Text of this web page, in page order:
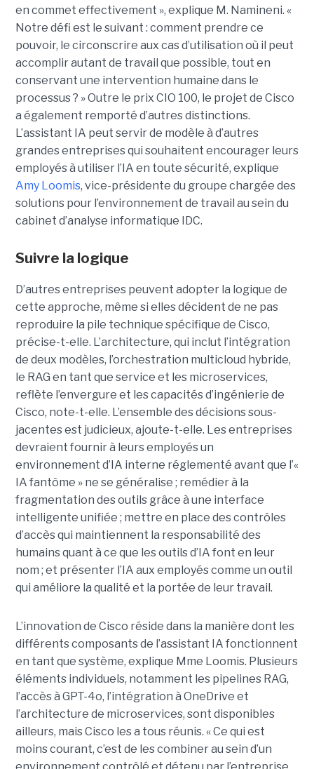
en commet effectivement », explique M. Namineni. «
Notre défi est le suivant : comment prendre ce
pouvoir, le circonscrire aux cas d’utilisation où il peut
accomplir autant de travail que possible, tout en
conservant une intervention humaine dans le
processus ? »Outre le prix CIO 100, le projet de Cisco
a également remporté d’autres distinctions.
L’assistant IA peut servir de modèle à d’autres
grandes entreprises qui souhaitent encourager leurs
employés à utiliser l’IA en toute sécurité, explique
Amy Loomis, vice-présidente du groupe chargée des
solutions pour l’environnement de travail au sein du
cabinet d’analyse informatique IDC.
Suivre la logique
D’autres entreprises peuvent adopter la logique de
cette approche, même si elles décident de ne pas
reproduire la pile technique spécifique de Cisco,
précise-t-elle. L’architecture, qui inclut l’intégration
de deux modèles, l’orchestration multicloud hybride,
le RAG en tant que service et les microservices,
reflète l’envergure et les capacités d’ingénierie de
Cisco, note-t-elle. L’ensemble des décisions sous-
jacentes est judicieux, ajoute-t-elle. Les entreprises
devraient fournir à leurs employés un
environnement d’IA interne réglementé avant que l’«
IA fantôme » ne se généralise ; remédier à la
fragmentation des outils grâce à une interface
intelligente unifiée ; mettre en place des contrôles
d’accès qui maintiennent la responsabilité des
humains quant à ce que les outils d’IA font en leur
nom ; et présenter l’IA aux employés comme un outil
qui améliore la qualité et la portée de leur travail.
L’innovation de Cisco réside dans la manière dont les
différents composants de l’assistant IA fonctionnent
en tant que système, explique Mme Loomis. Plusieurs
éléments individuels, notamment les pipelines RAG,
l’accès à GPT-4o, l’intégration à OneDrive et
l’architecture de microservices, sont disponibles
ailleurs, mais Cisco les a tous réunis. « Ce qui est
moins courant, c’est de les combiner au sein d’un